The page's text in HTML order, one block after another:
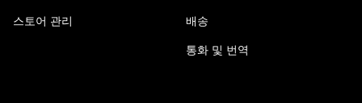
스토어 관리 배송
통화 및 번역